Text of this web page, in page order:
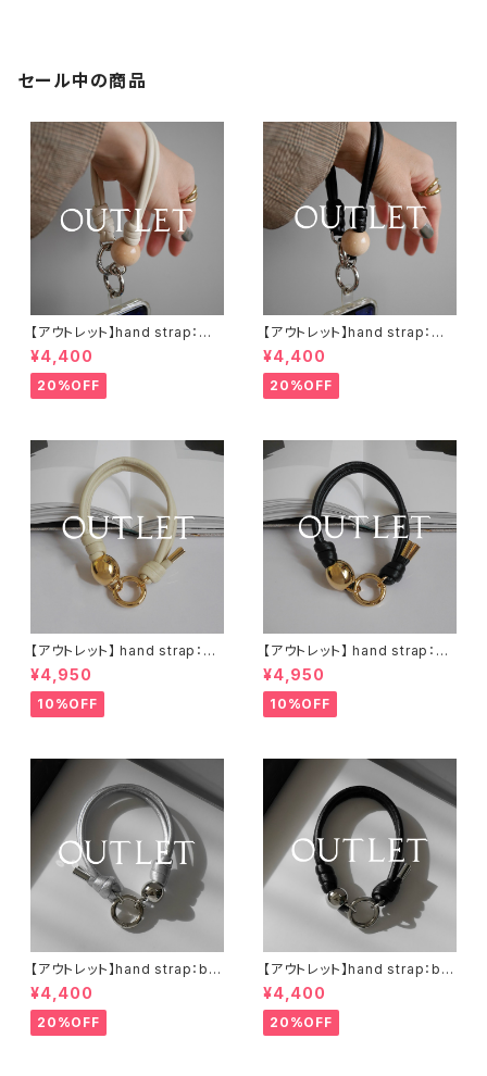
セール中の商品
【アウトレット】hand strap：ウッ
ド（M)× 1 ナチュラル / アイボリ
ー
¥4,400
20%OFF
【アウトレット】hand strap：ウッ
ド（M)× 1 ナチュラル / ブラック
¥4,400
20%OFF
【アウトレット】 hand strap：M
oval gold / アイボリー
¥4,950
10%OFF
【アウトレット】 hand strap：M
oval gold / ブラック
¥4,950
10%OFF
【アウトレット】hand strap：bal
l silver / シルバー
¥4,400
20%OFF
【アウトレット】hand strap：bal
l silver / ブラック
¥4,400
20%OFF